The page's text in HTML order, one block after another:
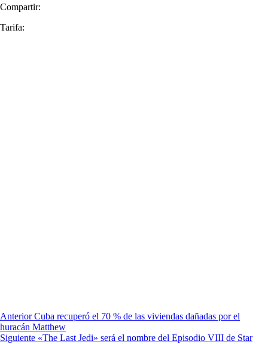
Compartir:
Tarifa:
Anterior Cuba recuperó el 70 % de las viviendas dañadas por el
huracán Matthew
Siguiente «The Last Jedi» será el nombre del Episodio VIII de Star